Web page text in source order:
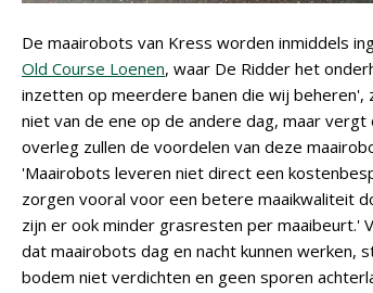
De maairobots van Kress worden inmiddels
Old Course Loenen, waar De Ridder het
inzetten op meerdere banen die wij beheren',
niet van de ene op de andere dag, maar
overleg zullen de voordelen van deze
'Maairobots leveren niet direct een
zorgen vooral voor een betere maaikwaliteit
zijn er ook minder grasresten per maaibeurt.'
dat maairobots dag en nacht kunnen werken,
bodem niet verdichten en geen sporen